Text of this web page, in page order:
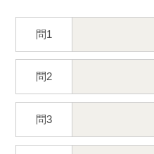
問1
問2
問3